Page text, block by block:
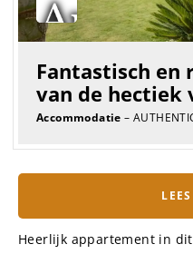
Fantastisch en
van de hectiek
Accommodatie –
Heerlijk appartement in